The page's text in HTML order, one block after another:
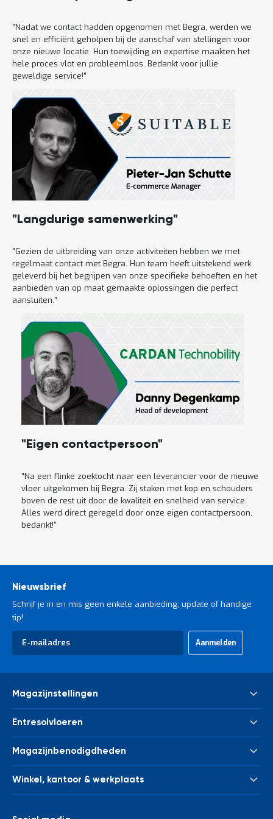
"Nadat we contact hadden opgenomen met Begra, werden we
snel en efficiënt geholpen bij de aanschaf van stellingen voor
onze nieuwe locatie. Hun toewijding en expertise maakten het
hele proces vlot en probleemloos. Bedankt voor jullie
geweldige service!”
"Langdurige samenwerking"
"Gezien de uitbreiding van onze activiteiten hebben we met
regelmaat contact met Begra. Hun team heeft uitstekend werk
geleverd bij het begrijpen van onze specifieke behoeften en het
aanbieden van op maat gemaakte oplossingen die perfect
aansluiten."
"Eigen contactpersoon"
"Na een flinke zoektocht naar een leverancier voor de nieuwe
vloer uitgekomen bij Begra. Zij staken met kop en schouders
boven de rest uit door de kwaliteit en snelheid van service.
Alles werd direct geregeld door onze eigen contactpersoon,
bedankt!"
Nieuwsbrief
Schrijf je in en mis geen enkele aanbieding, update of handige
tip!
Abonneer u op onze nieuwsbrief Aanmelden
Magazijnstellingen
Link 51 Palletstelling
Houten legbordstelling
Grootvakstelling
Entresolvloeren
Trappen
Magazijnbenodigdheden
Winkel, kantoor & werkplaats
Afvalverwerking